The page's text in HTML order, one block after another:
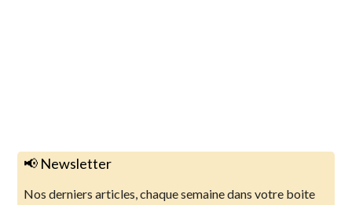
📢 Newsletter
Nos derniers articles, chaque semaine dans votre boite